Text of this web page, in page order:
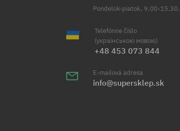
Pondelok-piatok, 9.00-15.30.
Telefónne číslo
(українською мовою)
+48 453 073 844
E-mailová adresa
info@supersklep.sk